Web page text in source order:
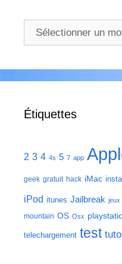
Archives
Étiquettes
2 3 4 4s 5 7 app
geek gratuit hack iMac
iPod itunes Jailbreak jeux
mountain OS Osx
telechargement test tuto